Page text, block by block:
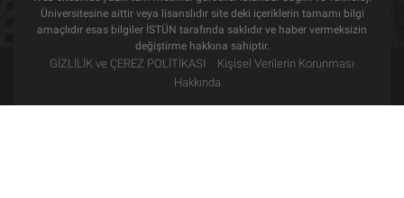
Üniversitesine aittir veya lisanslıdır site deki içeriklerin tamamı bilgi
amaçlıdır esas bilgiler İSTÜN tarafında saklıdır ve haber vermeksizin
değiştirme hakkına sahiptir.
GİZLİLİK ve ÇEREZ POLİTİKASI
Kişisel Verilerin Korunması
Hakkında